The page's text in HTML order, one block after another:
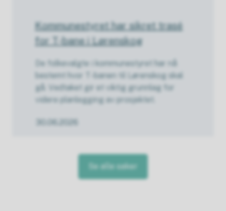
30.06.2026
Kommunestyret har sikret trasé
for T-bane i Lørenskog
De folkevalgte i kommunestyret har nå
bestemt hvor T-banen til Lørenskog skal
gå. Vedtaket gir et viktig grunnlag for
videre planlegging av prosjektet.
Se alle saker